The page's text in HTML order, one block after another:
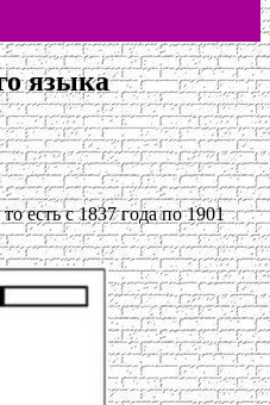
языка
есть с 1837 года по 1901